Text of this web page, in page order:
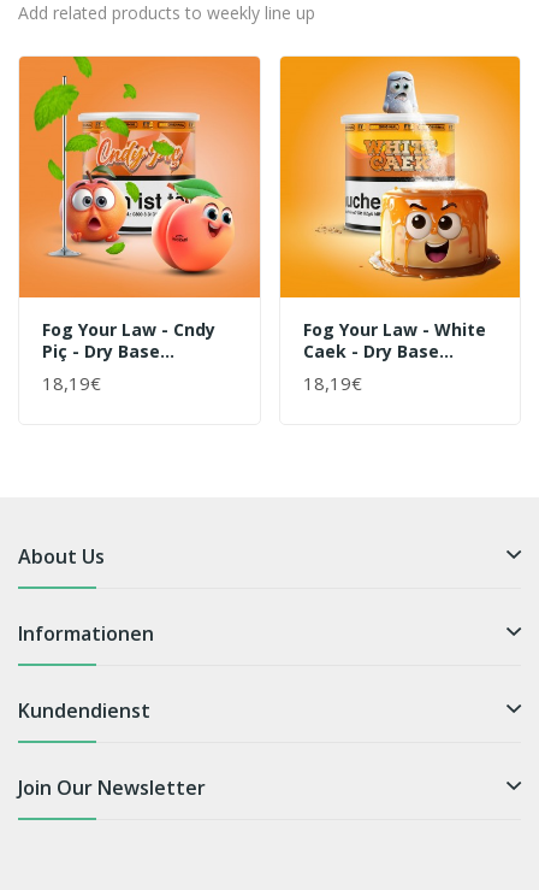
Add related products to weekly line up
Fog Your Law - Cndy
Piç - Dry Base
18,19€
Fog Your Law - White
Caek - Dry Base
18,19€
About Us
Informationen
Kundendienst
Join Our Newsletter